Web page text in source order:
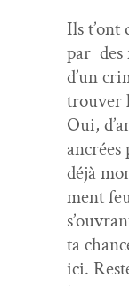
Ils
par des
d’un
trou­ver
Oui,
déjà
ment
ta
ici.